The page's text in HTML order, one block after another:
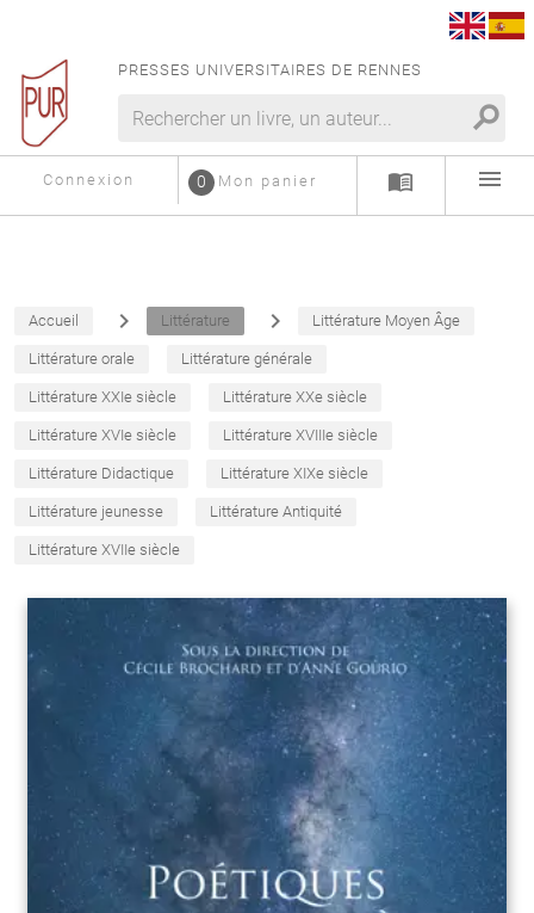
PRESSES UNIVERSITAIRES DE RENNES
search
Connexion Mon panier
0 menu_book menu
Accueil navigate_next Littérature navigate_next Littérature Moyen Âge
Littérature orale Littérature générale
Littérature XXIe siècle Littérature XXe siècle
Littérature XVIe siècle Littérature XVIIIe siècle
Littérature Didactique Littérature XIXe siècle
Littérature jeunesse Littérature Antiquité
Littérature XVIIe siècle